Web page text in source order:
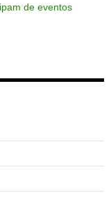
de eventos